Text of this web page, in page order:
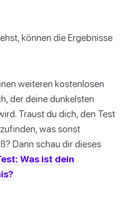
können die Ergebnisse
weiteren kostenlosen
der deine dunkelsten
Traust du dich, den Test
was sonst
Dann schau dir dieses
Was ist dein